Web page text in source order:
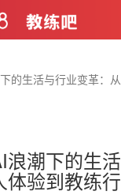
下的生活与行业变革：
浪潮下的生
体验到教练